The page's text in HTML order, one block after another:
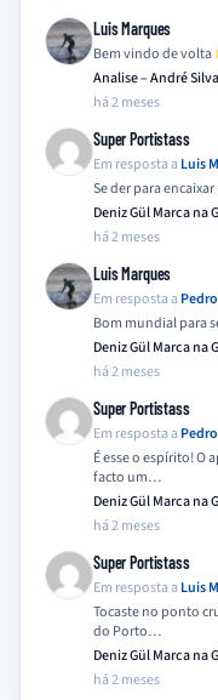
Luis Marques
Bem vindo de volta
Analise – André
há 2 meses
Super Portistass
Em resposta a Luis
Se der para
Deniz Gül Marca
há 2 meses
Luis Marques
Em resposta a
Bom mundial para
Deniz Gül Marca
há 2 meses
Super Portistass
Em resposta a
É esse o espírito! O
facto um…
Deniz Gül Marca
há 2 meses
Super Portistass
Em resposta a Luis
Tocaste no ponto
do Porto…
Deniz Gül Marca
há 2 meses